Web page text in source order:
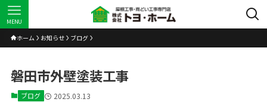
MENU
ホーム お知らせ ブログ
磐田市外壁塗装工事
ブログ 2025.03.13